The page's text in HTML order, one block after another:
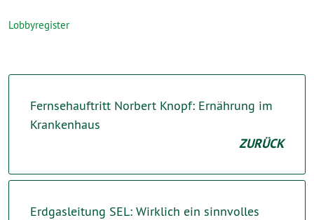
Lobbyregister
Fernsehauftritt Norbert Knopf: Ernährung im
Krankenhaus
ZURÜCK
Erdgasleitung SEL: Wirklich ein sinnvolles